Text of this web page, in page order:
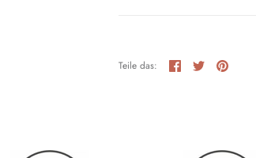
Teile das: TeilenTwitternPinnen